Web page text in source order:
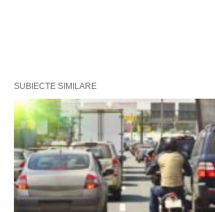
SUBIECTE SIMILARE